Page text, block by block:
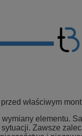
właściwym
elementu.
Zawsze